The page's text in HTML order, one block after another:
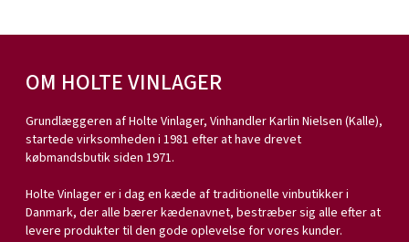
OM HOLTE VINLAGER
Grundlæggeren af Holte Vinlager, Vinhandler Karlin Nielsen (Kalle),
startede virksomheden i 1981 efter at have drevet
købmandsbutik siden 1971.
Holte Vinlager er i dag en kæde af traditionelle vinbutikker i
Danmark, der alle bærer kædenavnet, bestræber sig alle efter at
levere produkter til den gode oplevelse for vores kunder.